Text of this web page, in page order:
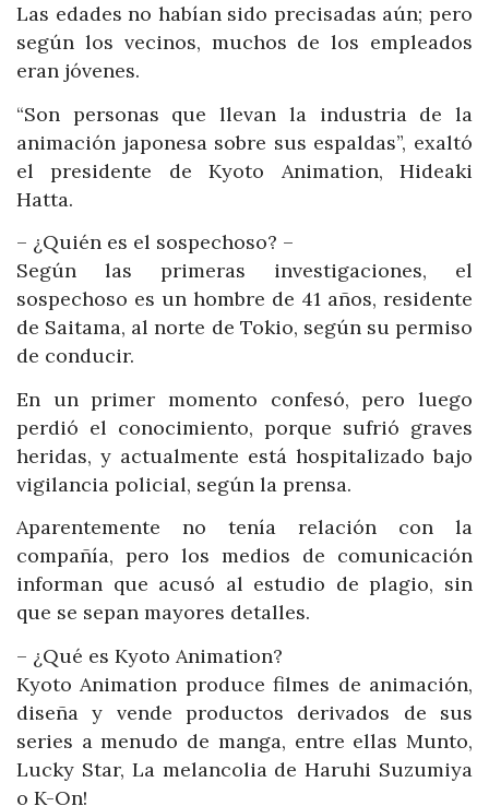
Las edades no habían sido precisadas aún; pero
según los vecinos, muchos de los empleados
eran jóvenes.
“Son personas que llevan la industria de la
animación japonesa sobre sus espaldas”, exaltó
el presidente de Kyoto Animation, Hideaki
Hatta.
– ¿Quién es el sospechoso? –
Según las primeras investigaciones, el
sospechoso es un hombre de 41 años, residente
de Saitama, al norte de Tokio, según su permiso
de conducir.
En un primer momento confesó, pero luego
perdió el conocimiento, porque sufrió graves
heridas, y actualmente está hospitalizado bajo
vigilancia policial, según la prensa.
Aparentemente no tenía relación con la
compañía, pero los medios de comunicación
informan que acusó al estudio de plagio, sin
que se sepan mayores detalles.
– ¿Qué es Kyoto Animation?
Kyoto Animation produce filmes de animación,
diseña y vende productos derivados de sus
series a menudo de manga, entre ellas Munto,
Lucky Star, La melancolia de Haruhi Suzumiya
o K-On!